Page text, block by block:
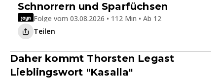
Schnorrern und Sparfüchsen
Folge vom 03.08.2026 • 112 Min • Ab 12
Teilen
Daher kommt Thorsten Legast
Lieblingswort "Kasalla"